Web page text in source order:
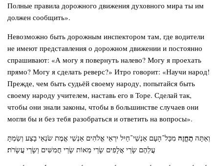
Полные правила дорожного движения духовного мира ты им
должен сообщить».
Невозможно быть дорожным инспектором там, где водители
не имеют представления о дорожном движении и постоянно
спрашивают: «А могу я повернуть налево? Могу я проехать
прямо? Могу я сделать реверс?» Итро говорит: «Научи народ!
Прежде, чем быть судьёй своему народу, попытайся быть
своему народу учителем, наставь его в Торе. Сделай так,
чтобы они знали законы, чтобы в большинстве случаев они
могли бы и без тебя разобраться и ответить на вопросы».
וְאַתָּה תֶחֱזֶה מִכָּל־הָעָם אַנְשֵׁי־חַיִל יִרְאֵי אֱלֹהִים אַנְשֵׁי אֱמֶת שֹׂנְאֵי בָצַע וְשַׂמְתָּ
עֲלֵהֶם שָׂרֵי אֲלָפִים שָׂרֵי מֵאוֹת שָׂרֵי חֲמִשִּׁים וְשָׂרֵי עֲשָׂרֹת׃